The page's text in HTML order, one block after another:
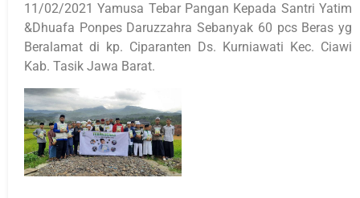
11/02/2021 Yamusa Tebar Pangan Kepada Santri Yatim
&Dhuafa Ponpes Daruzzahra Sebanyak 60 pcs Beras yg
Beralamat di kp. Ciparanten Ds. Kurniawati Kec. Ciawi
Kab. Tasik Jawa Barat.